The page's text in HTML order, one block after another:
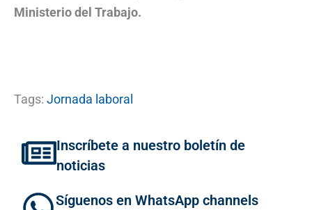
Ministerio del Trabajo.
Tags: Jornada laboral
Inscríbete a nuestro boletín de
noticias
Síguenos en WhatsApp channels